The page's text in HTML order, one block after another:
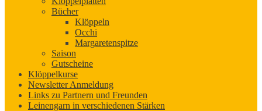
Bücher
Klöppeln
Occhi
Margaretenspitze
Saison
Gutscheine
Klöppelkurse
Newsletter Anmeldung
Links zu Partnern und Freunden
Leinengarn in verschiedenen Stärken